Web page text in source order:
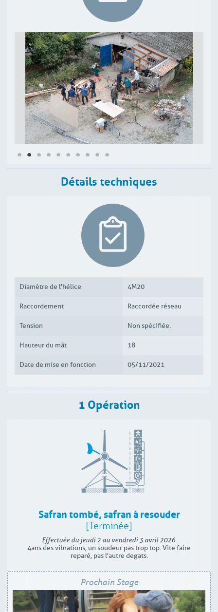
Détails techniques
Diamètre de l'hélice 4M20
Raccordement Raccordée réseau
Tension Non spécifiée.
Hauteur du mât 18
Date de mise en fonction 05/11/2021
1 Opération
Safran tombé, safran à resouder
[Terminée]
Effectuée du jeudi 2 au vendredi 3 avril 2026.
4ans des vibrations, un soudeur pas trop top. Vite faire
reparé, pas l'autre degats.
Prochain Stage